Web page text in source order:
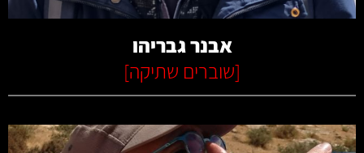
אבנר גבריהו
[שוברים שתיקה]